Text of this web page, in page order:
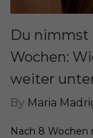
Du nimmst
Wochen:
weiter
By Maria
Nach 8